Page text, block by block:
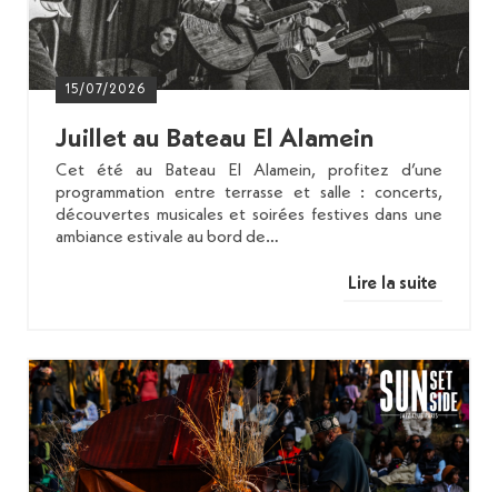
15/07/2026
Juillet au Bateau El Alamein
Cet été au Bateau El Alamein, profitez d’une
programmation entre terrasse et salle : concerts,
découvertes musicales et soirées festives dans une
ambiance estivale au bord de…
Lire la suite